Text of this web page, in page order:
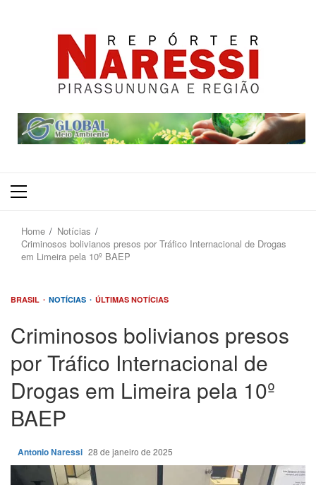
Primary
Home
Notícias
Criminosos bolivianos presos por Tráfico Internacional de Drogas
em Limeira pela 10º BAEP
BRASIL NOTÍCIAS ÚLTIMAS NOTÍCIAS
Criminosos bolivianos presos
por Tráfico Internacional de
Drogas em Limeira pela 10º
BAEP
Antonio Naressi 28 de janeiro de 2025